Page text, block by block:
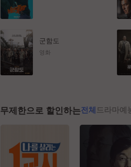
군함도
영화
무제한으로 할인하는전체 드라마예